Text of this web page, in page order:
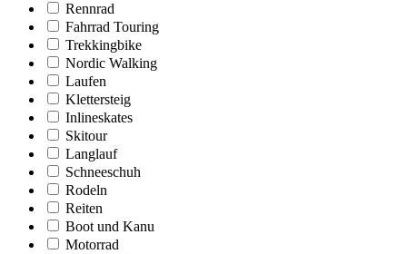
Rennrad
Fahrrad Touring
Trekkingbike
Nordic Walking
Laufen
Klettersteig
Inlineskates
Skitour
Langlauf
Schneeschuh
Rodeln
Reiten
Boot und Kanu
Motorrad